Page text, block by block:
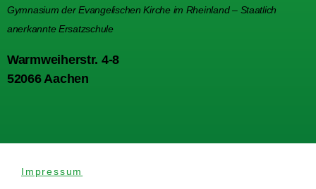
Gymnasium der Evangelischen Kirche im Rheinland – Staatlich
anerkannte Ersatzschule
Warmweiherstr. 4-8
52066 Aachen
Impressum